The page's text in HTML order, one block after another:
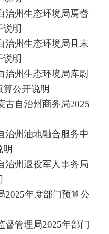
治州生态环境局焉耆
说明
治州生态环境局且末
说明
治州生态环境局库尉
算公开说明
古自治州商务局2025
治州油地融合服务中
明
治州退役军人事务局
2025年度部门预算公
督管理局2025年部门